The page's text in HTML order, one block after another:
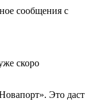
сообщения с
скоро
Это даст